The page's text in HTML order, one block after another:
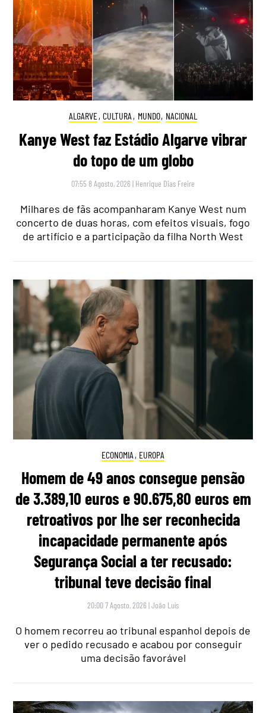
ALGARVE, CULTURA , MUNDO, NACIONAL
Kanye West faz Estádio Algarve vibrar
do topo de um globo
07:55 8 Agosto, 2026 | Henrique Dias Freire
Milhares de fãs acompanharam Kanye West num
concerto de duas horas, com efeitos visuais, fogo
de artifício e a participação da filha North West
ECONOMIA , EUROPA
Homem de 49 anos consegue pensão
de 3.389,10 euros e 90.675,80 euros em
retroativos por lhe ser reconhecida
incapacidade permanente após
Segurança Social a ter recusado:
tribunal teve decisão final
20:00 7 Agosto, 2026 |João Luís
O homem recorreu ao tribunal espanhol depois de
ver o pedido recusado e acabou por conseguir
uma decisão favorável